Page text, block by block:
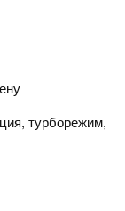
турборежим,